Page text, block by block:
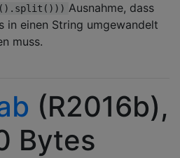
Ausnahme, dass
in einen String umgewandelt
muss.
(R2016b),
Bytes